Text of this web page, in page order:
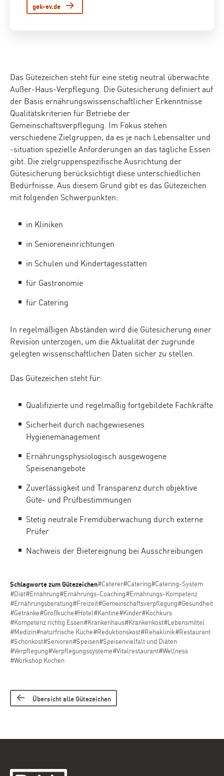
gek-ev.de
Das Gütezeichen steht für eine stetig neutral überwachte
Außer-Haus-Verpflegung. Die Gütesicherung definiert auf
der Basis ernährungswissenschaftlicher Erkenntnisse
Qualitätskriterien für Betriebe der
Gemeinschaftsverpflegung. Im Fokus stehen
verschiedene Zielgruppen, da es je nach Lebensalter und
-situation spezielle Anforderungen an das tägliche Essen
gibt. Die zielgruppenspezifische Ausrichtung der
Gütesicherung berücksichtigt diese unterschiedlichen
Bedürfnisse. Aus diesem Grund gibt es das Gütezeichen
mit folgenden Schwerpunkten:
in Kliniken
in Senioreneinrichtungen
in Schulen und Kindertagesstätten
für Gastronomie
für Catering
In regelmäßigen Abständen wird die Gütesicherung einer
Revision unterzogen, um die Aktualität der zugrunde
gelegten wissenschaftlichen Daten sicher zu stellen.
Das Gütezeichen steht für:
Qualifizierte und regelmäßig fortgebildete Fachkräfte
Sicherheit durch nachgewiesenes
Hygienemanagement
Ernährungsphysiologisch ausgewogene
Speisenangebote
Zuverlässigkeit und Transparenz durch objektive
Güte- und Prüfbestimmungen
Stetig neutrale Fremdüberwachung durch externe
Prüfer
Nachweis der Bietereignung bei Ausschreibungen
Schlagworte zum Gütezeichen#Caterer#Catering#Catering-System
#Diät#Ernährung#Ernährungs-Coaching#Ernährungs-Kompetenz
#Ernährungsberatung#Freizeit#Gemeinschaftsverpflegung#Gesundheit
#Getränke#Großküche#Hotel#Kantine#Kinder#Kochkurs
#Kompetenz richtig Essen#Krankenhaus#Krankenkost#Lebensmittel
#Medizin#naturfrische Küche#Reduktionskost#Rehaklinik#Restaurant
#Schonkost#Senioren#Speisen#Speisenvielfalt und Diäten
#Verpflegung#Verpflegungssysteme#Vitalrestaurant#Wellness
#Workshop Kochen
Übersicht alle Gütezeichen